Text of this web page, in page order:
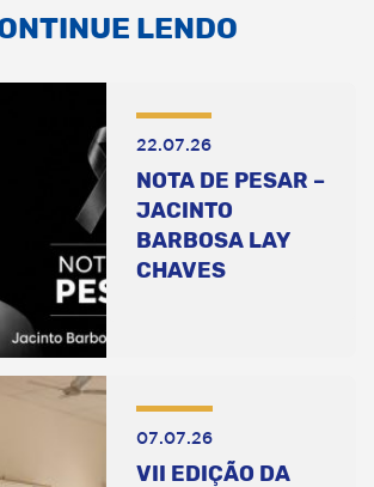
LENDO
22.07.26
NOTA DE PESAR –
JACINTO
BARBOSA LAY
CHAVES
07.07.26
VII EDIÇÃO DA